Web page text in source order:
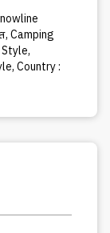
,Camping
,
,Country :